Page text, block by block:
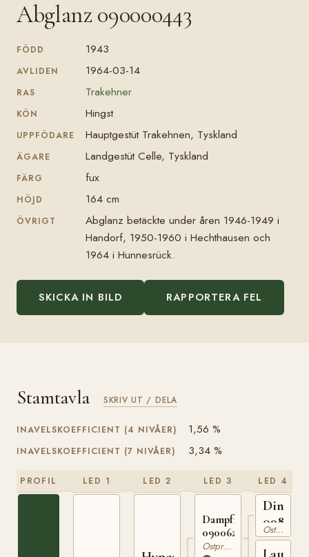
Abglanz 090000443
FÖDD 1943
AVLIDEN 1964-03-14
RAS Trakehner
KÖN Hingst
UPPFÖDARE Hauptgestüt Trakehnen, Tyskland
ÄGARE Landgestüt Celle, Tyskland
FÄRG fux
HÖJD 164 cm
ÖVRIGT
Abglanz betäckte under åren 1946-1949 i
Handorf, 1950-1960 i Hechthausen och
1964 i Hunnesrück.
SKICKA IN BILD RAPPORTERA FEL
Stamtavla SKRIV UT / DELA
INAVELSKOEFFICIENT (4 NIVÅER) 1,56 %
INAVELSKOEFFICIENT (7 NIVÅER) 3,34 %
PROFIL LED 1 LED 2 LED 3
Dampfross
090062016
Ostpreussare
LED 4
Dingo
Ostpreussare